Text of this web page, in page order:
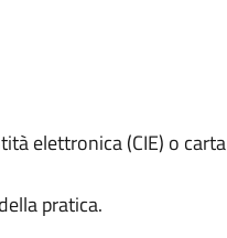
elettronica (CIE) o carta
pratica.